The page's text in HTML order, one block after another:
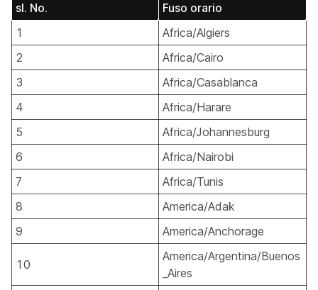
sl. No.
Fuso orario
1
Africa/Algiers
2
Africa/Cairo
3
Africa/Casablanca
4
Africa/Harare
5
Africa/Johannesburg
6
Africa/Nairobi
7
Africa/Tunis
8
America/Adak
9
America/Anchorage
10
America/Argentina/Buenos
_Aires